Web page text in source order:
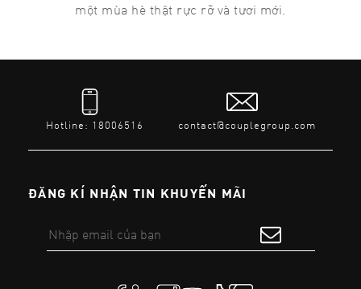
một mùa hè thật rực rỡ và tươi mới.
Hotline: 18006516 contact@couplegroup.com
ĐĂNG KÍ NHẬN TIN KHUYẾN MÃI